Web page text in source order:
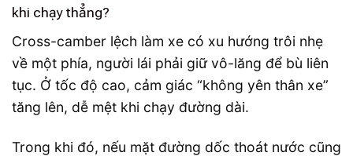
khi chạy thẳng?
Cross-camber lệch làm xe có xu hướng trôi nhẹ
về một phía, người lái phải giữ vô-lăng để bù liên
tục. Ở tốc độ cao, cảm giác “không yên thân xe”
tăng lên, dễ mệt khi chạy đường dài.
Trong khi đó, nếu mặt đường dốc thoát nước cũng